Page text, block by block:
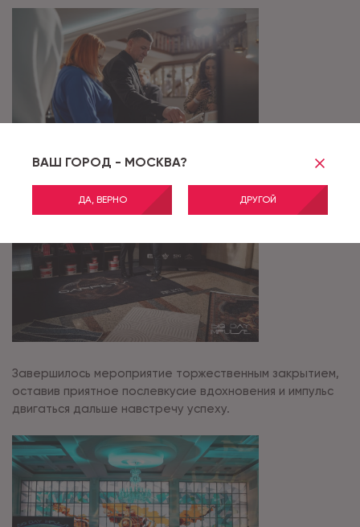
ВАШ ГОРОД - МОСКВА?
ДА, ВЕРНО ДРУГОЙ
Завершилось мероприятие торжественным закрытием,
оставив приятное послевкусие вдохновения и импульс
двигаться дальше навстречу успеху.